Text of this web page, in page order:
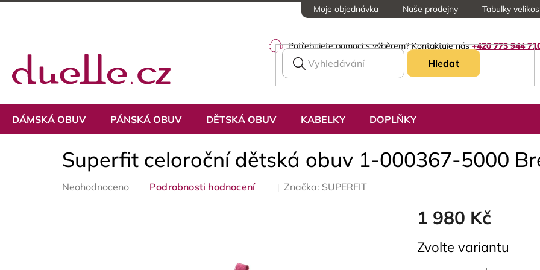
Přejít
Moje objednávka Naše prodejny Tabulky
Potřebujete pomoci s výběrem? Kontaktuje nás+420 773 944
Hledat
DÁMSKÁ OBUV PÁNSKÁ OBUV DĚTSKÁ OBUV KABELKY DOPLŇKY
Superfit celoroční dětská obuv 1-000367-5000
Průměrné
Neohodnoceno Podrobnosti hodnocení Značka: SUPERFIT
1 980 Kč
cena:
Zvolte variantu